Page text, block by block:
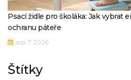
Psací židle pro školáka: Jak vybrat
ochranu páteře
srp, 7 2026
Štítky